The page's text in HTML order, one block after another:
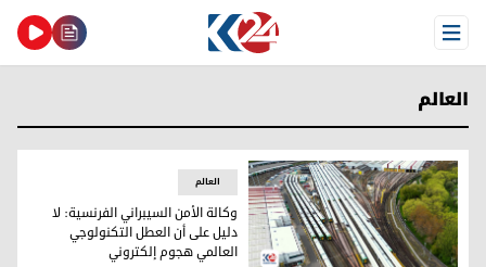
Open Menu
العالم
العالم
وكالة الأمن السيبراني الفرنسية: لا
دليل على أن العطل التكنولوجي
العالمي هجوم إلكتروني